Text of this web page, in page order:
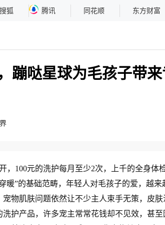
搜狐 腾讯 同花顺 东方财富
蹦哒星球为毛孩子带
元的洗护每月至少2次，上千的全身体
暖”的基础范畴，年轻人对毛孩子的爱，越
物肌肤问题依然让不少主人束手无策，皮
护产品，许多宠主常常花钱却不见效，甚至